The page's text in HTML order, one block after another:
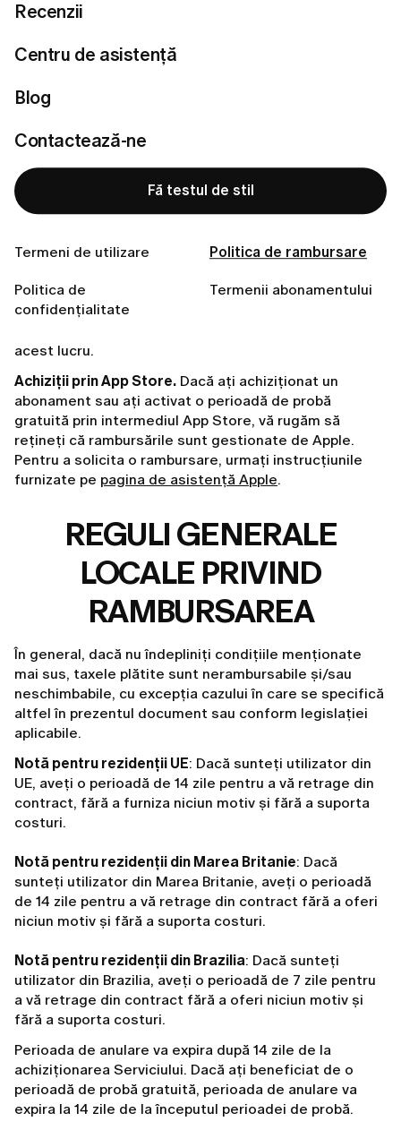
Recenzii
Centru de asistență
Blog
Contactează-ne
Fă testul de stil
Termeni de utilizare Politica de rambursare
Politica de
confidențialitate
Termenii abonamentului
Angajamentul nostru.
oferim un proces de rambursare transparent.
un abonament, dar nu ați interacționat încă cu
și nicio activitate dincolo de configurarea inițială),
moment — nu există un termen limită pentru
solicitare.
scurt e-mail lacustomer.care@lumi-app.co. Deși ne
dreptul de a refuza cererile de rambursare, cu
excepția cazului în care criteriile noastre de
acest lucru.
Achiziții prin App Store. Dacă ați achiziționat un
abonament sau ați activat o perioadă de probă
gratuită prin intermediul App Store, vă rugăm să
rețineți că rambursările sunt gestionate de Apple.
Pentru a solicita o rambursare, urmați instrucțiunile
furnizate pe pagina de asistență Apple.
REGULI GENERALE
LOCALE PRIVIND
RAMBURSAREA
În general, dacă nu îndepliniți condițiile menționate
mai sus, taxele plătite sunt nerambursabile și/sau
neschimbabile, cu excepția cazului în care se specifică
altfel în prezentul document sau conform legislației
aplicabile.
Notă pentru rezidenții UE: Dacă sunteți utilizator din
UE, aveți o perioadă de 14 zile pentru a vă retrage din
contract, fără a furniza niciun motiv și fără a suporta
costuri.
Notă pentru rezidenții din Marea Britanie: Dacă
sunteți utilizator din Marea Britanie, aveți o perioadă
de 14 zile pentru a vă retrage din contract fără a oferi
niciun motiv și fără a suporta costuri.
Notă pentru rezidenții din Brazilia: Dacă sunteți
utilizator din Brazilia, aveți o perioadă de 7 zile pentru
a vă retrage din contract fără a oferi niciun motiv și
fără a suporta costuri.
Perioada de anulare va expira după 14 zile de la
achiziționarea Serviciului. Dacă ați beneficiat de o
perioadă de probă gratuită, perioada de anulare va
expira la 14 zile de la începutul perioadei de probă.